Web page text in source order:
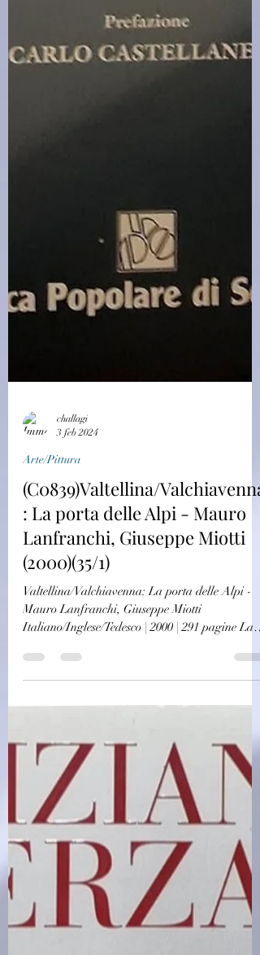
challagi
3 feb 2024
Arte/Pittura
(C0839)Valtellina/Valchiavenna
: La porta delle Alpi - Mauro
Mauro Lanfranchi, Giuseppe Miotti
Italiano/Inglese/Tedesco | 2000 | 291 pagine La
'Valle...